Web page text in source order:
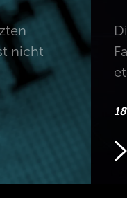
nicht
>